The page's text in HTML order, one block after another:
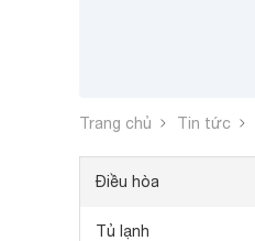
Trang chủ Tin tức
Điều hòa
Tủ lạnh